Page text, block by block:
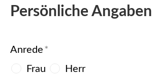
Persönliche Angaben
Anrede *
Frau
Herr